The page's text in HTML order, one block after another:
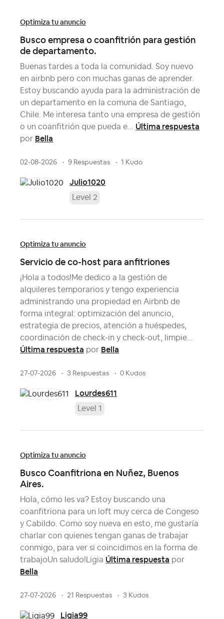
Optimiza tu anuncio
Busco empresa o coanfitrión para gestión
de departamento.
Buenas tardes a toda la comunidad. Soy nuevo
en airbnb pero con muchas ganas de aprender.
Estoy buscando ayuda para la administración de
un departamento en la comuna de Santiago,
Chile. Me interesa tanto una empresa de gestión
o un coanfitrión que pueda e... Última respuesta
por Bella
02-08-2026 9 Respuestas 1 Kudo
Julio1020
Level 2
Optimiza tu anuncio
Servicio de co-host para anfitriones
¡Hola a todos!Me dedico a la gestión de
alquileres temporarios y tengo experiencia
administrando una propiedad en Airbnb de
forma integral: optimización del anuncio,
estrategia de precios, atención a huéspedes,
coordinación de check-in y check-out, limpie...
Última respuesta por Bella
27-07-2026 3 Respuestas 0 Kudos
Lourdes611
Level 1
Optimiza tu anuncio
Busco Coanfitriona en Nuñez, Buenos
Aires.
Hola, cómo les va? Estoy buscando una
coanfitriona para un loft muy cerca de Congeso
y Cabildo. Como soy nueva en esto, me gustaría
charlar con quienes tengan ganas de trabajar
conmigo, para ver si coincidimos en la forma de
trabajoUn saludo!Ligia Última respuesta por
Bella
27-07-2026 21 Respuestas 3 Kudos
Ligia99